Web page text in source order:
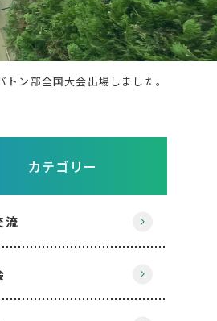
トン部全国大会出場しました。
カテゴリー
流